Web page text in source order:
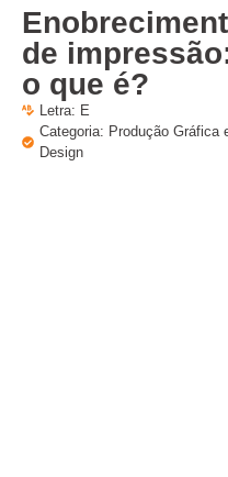
de
o que é?
Letra: E
Categoria: Produção Gráfica
Design